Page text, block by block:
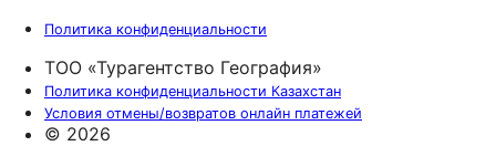
Политика конфиденциальности
ТОО «Турагентство География»
Политика конфиденциальности Казахстан
Условия отмены/возвратов онлайн платежей
© 2026